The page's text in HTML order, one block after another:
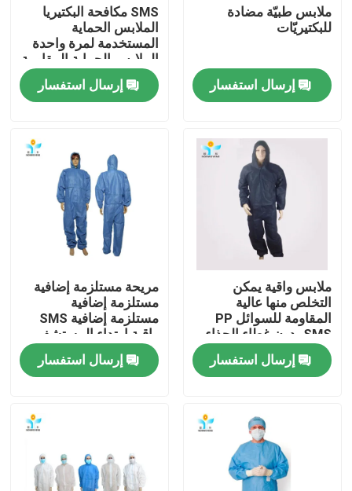
مسكن
منتجات
معلومات عنا
جولة في المعمل
مراقبة الجودة
اتصل بنا
اطلب اقتباس
بذلات واقية يمكن التخلص منها
معطف واقي يمكن التخلص منه
ملابس طبيّة مضادة
للبكتيريّات
إرسال استفسار
SMS مكافحة البكتيريا
الملابس الحماية
المستخدمة لمرة واحدة
الملابس الحماية المقاومة
للماء الملابس الحماية
للمستشفىإرسال استفسار
ملابس واقية يمكن
التخلص منها عالية
المقاومة للسوائل PP
SMS بدون غطاء الحذاء
إرسال استفسار
مريحة مستلزمة إضافية
مستلزمة إضافية
مستلزمة إضافية SMS
واقية ارتداء المستشفى
العدو
إرسال استفسار